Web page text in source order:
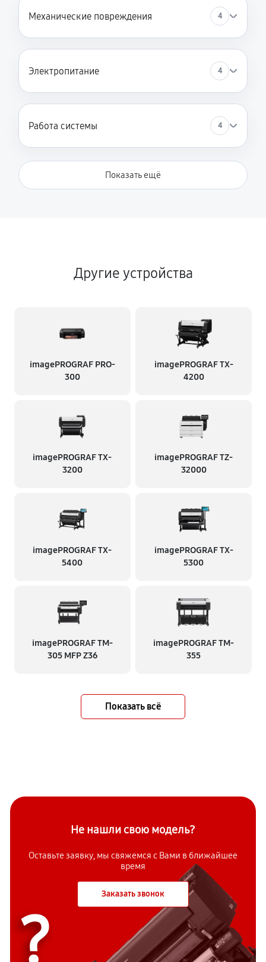
Механические повреждения 4
Электропитание 4
Работа системы 4
Показать ещё
Другие устройства
imagePROGRAF PRO-
300
imagePROGRAF TX-
4200
imagePROGRAF TX-
3200
imagePROGRAF TZ-
32000
imagePROGRAF TX-
5400
imagePROGRAF TX-
5300
imagePROGRAF TM-
305 MFP Z36
imagePROGRAF TM-
355
Показать всё
Не нашли свою модель?
Оставьте заявку, мы свяжемся с Вами в ближайшее
время
Заказать звонок
?